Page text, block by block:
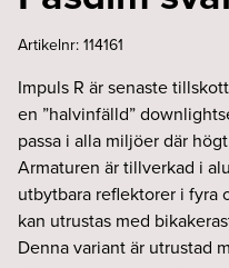
Artikelnr:114161
Impuls R är senaste
en ”halvinfälld”
passa i alla miljöer där
Armaturen är tillverkad i
utbytbara reflektorer i fyra
kan utrustas med
Denna variant är utrustad